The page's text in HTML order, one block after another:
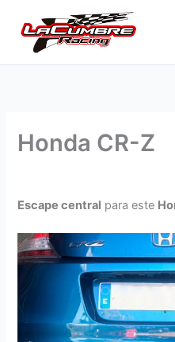
contenido
Honda CR-Z
Escape central para este